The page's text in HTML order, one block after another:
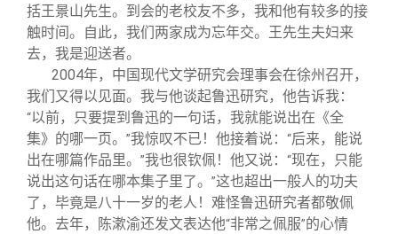
括王景山先生。到会的老校友不多，我和他有较多的接
触时间。自此，我们两家成为忘年交。王先生夫妇来
去，我是迎送者。
2004年，中国现代文学研究会理事会在徐州召开，
我们又得以见面。我与他谈起鲁迅研究，他告诉我：
“以前，只要提到鲁迅的一句话，我就能说出在《全
集》的哪一页。 ”我惊叹不已！他接着说： “后来，能说
出在哪篇作品里。 ”我也很钦佩！他又说： “现在，只能
说出这句话在哪本集子里了。 ”这也超出一般人的功夫
了，毕竟是八十一岁的老人！难怪鲁迅研究者都敬佩
他。去年，陈漱渝还发文表达他“非常之佩服”的心情